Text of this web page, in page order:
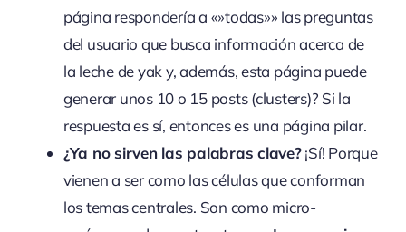
página respondería a «»todas»» las preguntas
del usuario que busca información acerca de
la leche de yak y, además, esta página puede
generar unos 10 o 15 posts (clusters)? Si la
respuesta es sí, entonces es una página pilar.
¿Ya no sirven las palabras clave?¡Sí! Porque
vienen a ser como las células que conforman
los temas centrales. Son como micro-